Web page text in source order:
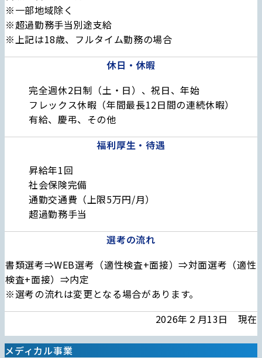
※一部地域除く
※超過勤務手当別途支給
※上記は18歳、フルタイム勤務の場合
休日・休暇
完全週休2日制（土・日）、祝日、年始
フレックス休暇（年間最長12日間の連続休暇）
有給、慶弔、その他
福利厚生・待遇
昇給年1回
社会保険完備
通勤交通費（上限5万円/月）
超過勤務手当
選考の流れ
書類選考⇒WEB選考（適性検査+面接）⇒対面選考（適性
検査+面接）⇒内定
※選考の流れは変更となる場合があります。
2026年２月13日 現在
メディカル事業